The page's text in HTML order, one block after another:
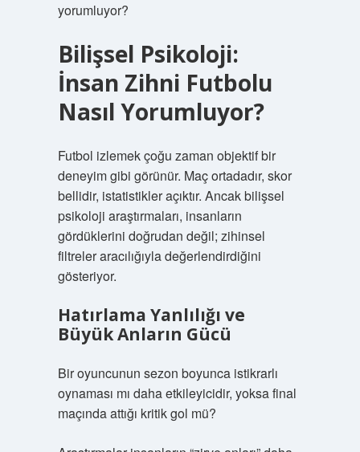
yorumluyor?
Bilişsel Psikoloji:
İnsan Zihni Futbolu
Nasıl Yorumluyor?
Futbol izlemek çoğu zaman objektif bir
deneyim gibi görünür. Maç ortadadır, skor
bellidir, istatistikler açıktır. Ancak bilişsel
psikoloji araştırmaları, insanların
gördüklerini doğrudan değil; zihinsel
filtreler aracılığıyla değerlendirdiğini
gösteriyor.
Hatırlama Yanlılığı ve
Büyük Anların Gücü
Bir oyuncunun sezon boyunca istikrarlı
oynaması mı daha etkileyicidir, yoksa final
maçında attığı kritik gol mü?